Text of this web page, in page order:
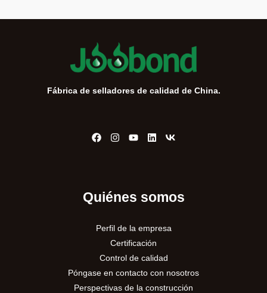
Fábrica de selladores de calidad de China.
Quiénes somos
Perfil de la empresa
Certificación
Control de calidad
Póngase en contacto con nosotros
Perspectivas de la construcción